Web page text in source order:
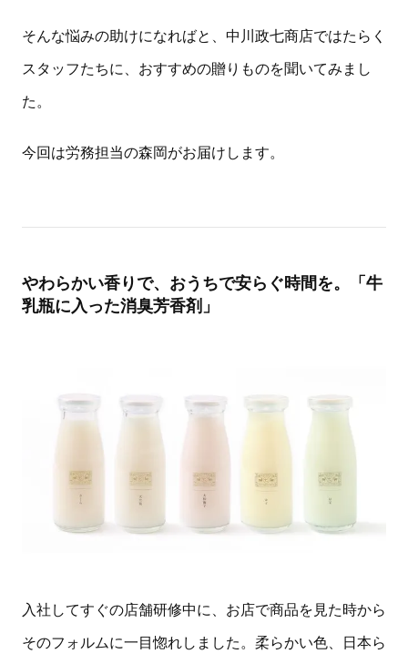
そんな悩みの助けになればと、中川政七商店ではたらく
スタッフたちに、おすすめの贈りものを聞いてみまし
た。
今回は労務担当の森岡がお届けします。
やわらかい香りで、おうちで安らぐ時間を。「牛
乳瓶に入った消臭芳香剤」
入社してすぐの店舗研修中に、お店で商品を見た時から
そのフォルムに一目惚れしました。柔らかい色、日本ら